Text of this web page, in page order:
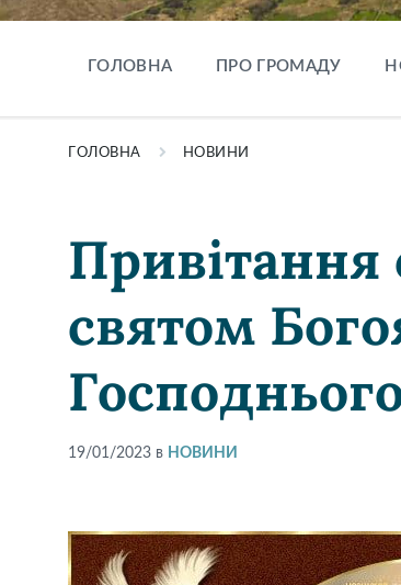
ГОЛОВНА ПРО ГРОМАДУ
ГОЛОВНА НОВИНИ
Привітання
святом
19/01/2023 в НОВИНИ